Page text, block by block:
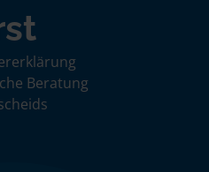
Beratung